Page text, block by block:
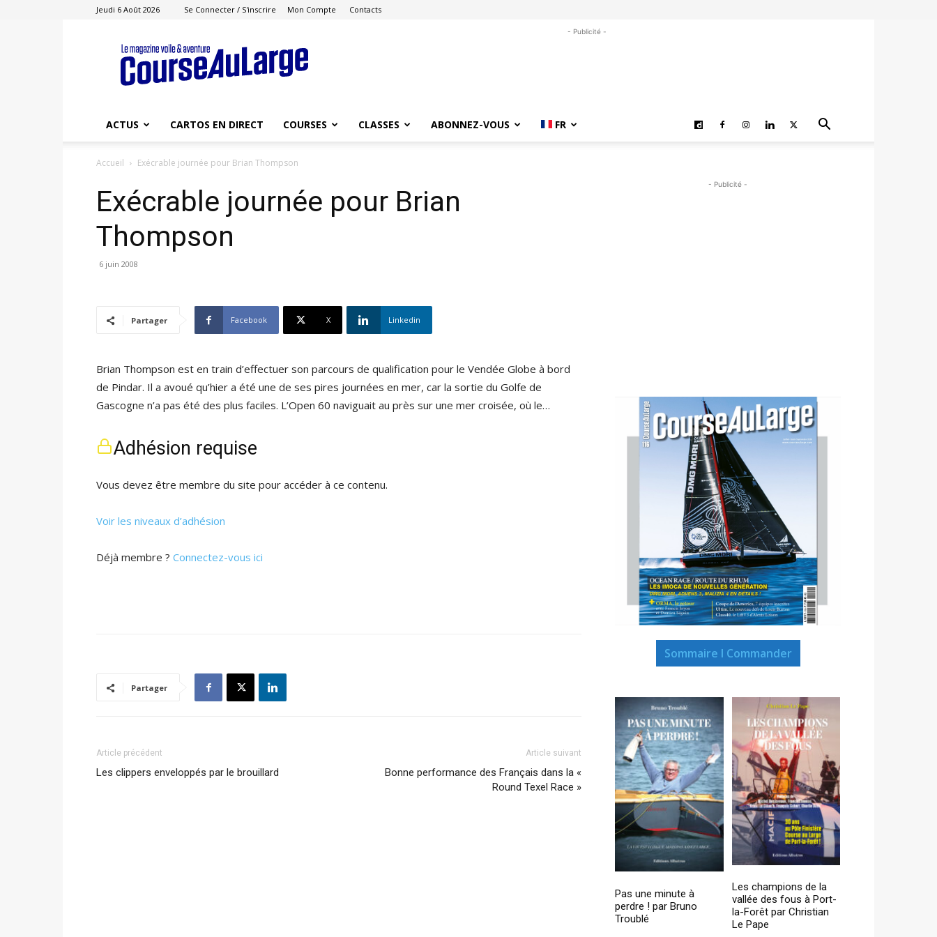
Jeudi 6 Août 2026 Se Connecter / S'inscrire Mon Compte Contacts
Course
au
Large
- Publicité -
ACTUS CARTOS EN DIRECT COURSES CLASSES ABONNEZ-VOUS FR
Accueil Exécrable journée pour Brian Thompson
Exécrable journée pour Brian
Thompson
6 juin 2008
Partager Facebook X Linkedin
Brian Thompson est en train d’effectuer son parcours de qualification pour le Vendée Globe à bord
de Pindar. Il a avoué qu’hier a été une de ses pires journées en mer, car la sortie du Golfe de
Gascogne n’a pas été des plus faciles. L’Open 60 naviguait au près sur une mer croisée, où le…
Adhésion requise
Vous devez être membre du site pour accéder à ce contenu.
Voir les niveaux d’adhésion
Déjà membre ? Connectez-vous ici
Partager
Article précédent
Les clippers enveloppés par le brouillard
Article suivant
Bonne performance des Français dans la «
Round Texel Race »
- Publicité -
Sommaire I Commander
Pas une minute à
perdre ! par Bruno
Troublé
Les champions de la
vallée des fous à Port-
la-Forêt par Christian
Le Pape